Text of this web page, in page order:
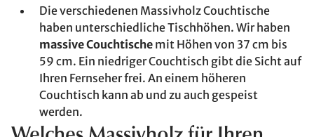
Die verschiedenen Massivholz Couchtische
haben unterschiedliche Tischhöhen. Wir haben
massive Couchtische mit Höhen von 37 cm bis
59 cm. Ein niedriger Couchtisch gibt die Sicht auf
Ihren Fernseher frei. An einem höheren
Couchtisch kann ab und zu auch gespeist
werden.